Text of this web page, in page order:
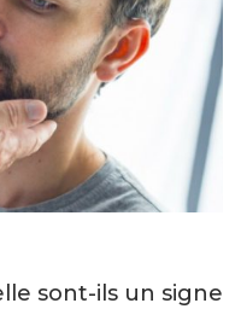
sont-ils un signe